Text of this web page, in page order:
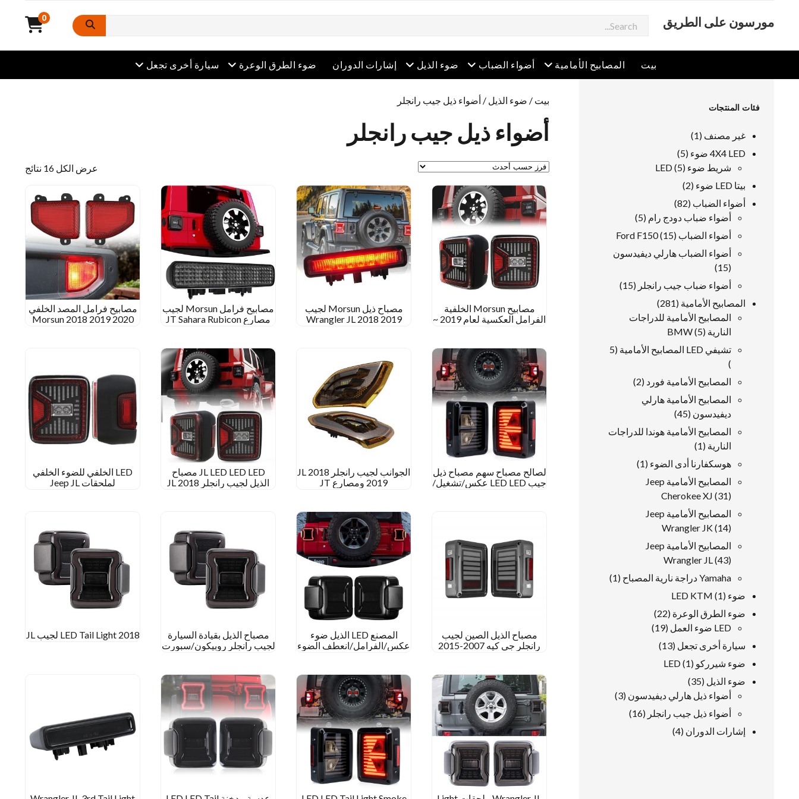
مورسون على الطريق يبحث 0
بيت المصابيح الأمامية
افتح القائمة أضواء الضباب
افتح القائمة ضوء الذيل
افتح القائمة إشارات الدوران ضوء الطرق الوعرة
افتح القائمة سيارة أخرى تجعل
افتح القائمة
بيت / ضوء الذيل / أضواء ذيل جيب رانجلر
أضواء ذيل جيب رانجلر
عرض الكل 16 نتائج
مصابيح فرامل المصد الخلفي
Morsun 2018 2019 2020
مصابيح فرامل Morsun لجيب
مصارع JT Sahara Rubicon
مصباح ذيل Morsun لجيب
Wrangler JL 2018 2019
مصابيح Morsun الخلفية
الفرامل العكسية لعام 2019 ~
LED الخلفي للضوء الخلفي
لملحقات Jeep JL
JL LED LED LED مصباح
الذيل لجيب رانجلر JL 2018
الجوانب لجيب رانجلر JL 2018
2019 ومصارع JT
لصالح مصباح سهم مصباح ذيل
جيب LED LED عكس/تشغيل/
2018 LED Tail Light لجيب JL
مصباح الذيل بقيادة السيارة
لجيب رانجلر روبيكون/سبورت
المصنع LED الذيل ضوء
عكس/الفرامل/انعطف الضوء
مصباح الذيل الصين لجيب
رانجلر جي كيه 2007-2015
فئات المنتجات
غير مصنف 1
1
منتج
4X4 LED ضوء 5
5
منتجات
شريط ضوء LED 5
5
بيتا LED ضوء 2
2
منتجات
أضواء الضباب 82
82
منتجات
أضواء ضباب دودج رام 5
5
منتجات
أضواء الضباب Ford F150 15
15
منتجات
أضواء الضباب هارلي ديفيدسون
15
15
منتجات
أضواء ضباب جيب رانجلر 15
15
المصابيح الأمامية 281
281
منتجات
المصابيح الأمامية للدراجات
النارية BMW 5
5
منتجات تشيفي LED المصابيح الأمامية
5
5
منتجات
المصابيح الأمامية فورد 2
2
المصابيح الأمامية هارلي
ديفيدسون 45
45
منتجات
المصابيح الأمامية هوندا للدراجات
النارية 1
1
منتج
هوسكفارنا أدى الضوء 1
1
المصابيح الأمامية Jeep
Cherokee XJ 31
31
منتجات
المصابيح الأمامية Jeep
Wrangler JK 14
14
منتجات
المصابيح الأمامية Jeep
Wrangler JL 43
43
منتجات
Yamaha دراجة نارية المصباح 1
1
ضوء LED KTM 1
1
منتج
ضوء الطرق الوعرة 22
22
منتجات
LED ضوء العمل 19
19
سيارة أخرى تجعل 13
13
ضوء شيرركو LED 1
1
منتج
ضوء الذيل 35
35
منتجات
أضواء ذيل هارلي ديفيدسون 3
3
أضواء ذيل جيب رانجلر 16
16
إشارات الدوران 4
4